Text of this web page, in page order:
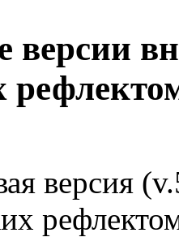
версии
версия